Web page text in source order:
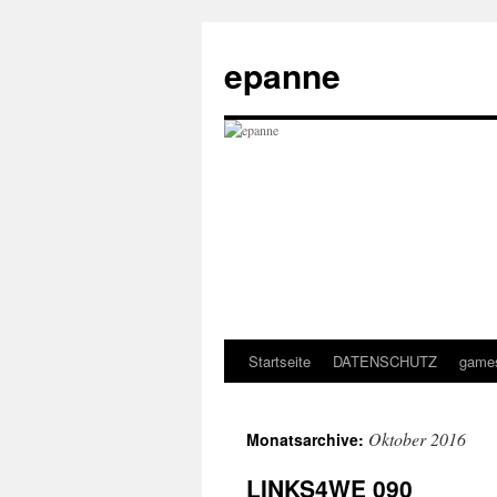
epanne
Zum
springen
Startseite DATENSCHUTZ
Monatsarchive: Oktober 2016
LINKS4WE 090